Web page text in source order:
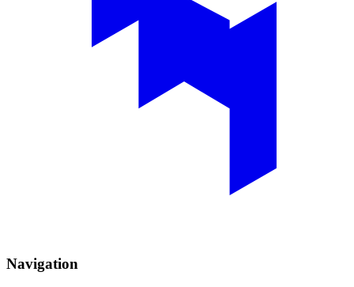
Navigation